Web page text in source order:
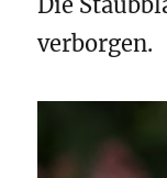
verborgen.